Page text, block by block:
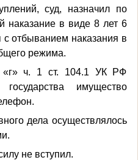
суд, назначил по
наказание в виде 8 лет 6
отбыванием наказания в
режима.
«г» ч. 1 ст. 104.1 УК РФ
имущество
дела осуществлялось
не вступил.